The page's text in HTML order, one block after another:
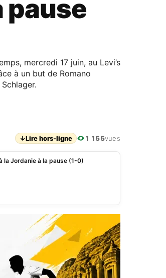
pause
mercredi 17 juin, au Levi’s
à un but de Romano
↓Lire hors-ligne 1 155vues
la Jordanie à la pause (1-0)